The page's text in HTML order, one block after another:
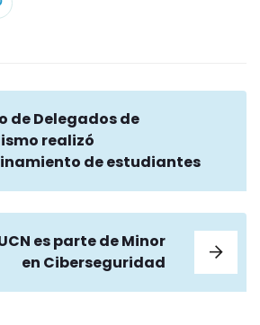
de Delegados de
realizó
de estudiantes
es parte de Minor
en Ciberseguridad